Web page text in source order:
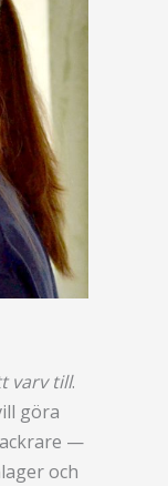
varv till.
göra
—
och